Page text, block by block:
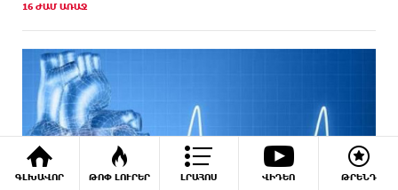
ԳԼԽԱՎՈՐ ԹՈՓ ԼՈՒՐԵՐ ԼՐԱՀՈՍ ՎԻԴԵՈ ԹՐԵՆԴ
16 ԺԱՄ ԱՌԱՋ